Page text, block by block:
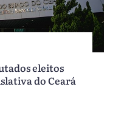
eleitos
do Ceará